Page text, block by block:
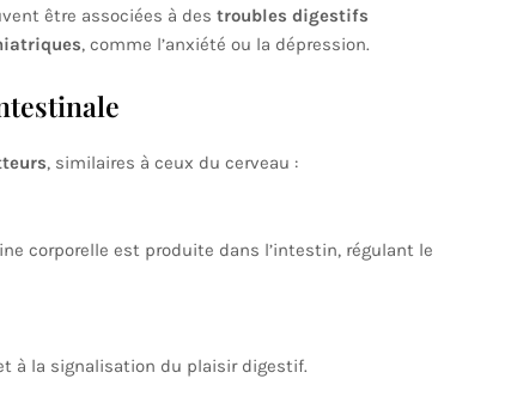
être associées à des troubles digestifs
, comme l’anxiété ou la dépression.
, similaires à ceux du cerveau :
corporelle est produite dans l’intestin, régulant le
à la signalisation du plaisir digestif.